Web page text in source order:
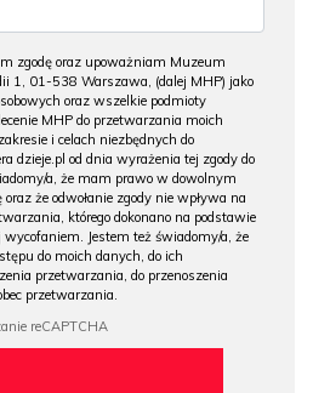
zgodę oraz upoważniam Muzeum
1, 01-538 Warszawa, (dalej MHP) jako
oraz wszelkie podmioty
MHP do przetwarzania moich
i celach niezbędnych do
dzieje.pl od dnia wyrażenia tej zgody do
a, że mam prawo w dowolnym
oraz że odwołanie zgody nie wpływa na
którego dokonano na podstawie
wycofaniem. Jestem też świadomy/a, że
do moich danych, do ich
przetwarzania, do przenoszenia
przetwarzania.